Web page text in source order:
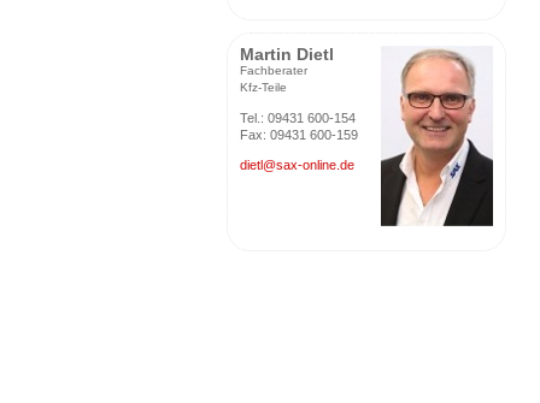
Martin Dietl
Fachberater
Kfz-Teile
Tel.: 09431 600-154
Fax: 09431 600-159
dietl@sax-online.de